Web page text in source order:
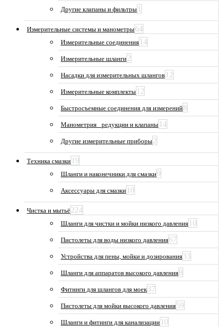
Другие клапаны и фильтры 1
Измерительные системы и манометры64
Измерительные соединения 14
Измерительные шланги2
Насадки для измерительных шлангов 12
Измерительные комплекты 12
Быстросъемные соединения для измерений8
Манометрия_ редукции и клапаны 14
Другие измерительные приборы2
Техника смазки 19
Шланги и наконечники для смазки9
Аксессуары для смазки 10
Чистка и мытьё224
Шланги для чистки и мойки низкого давления 10
Пистолеты для воды низкого давления67
Устройства для пены, мойки и дозирования33
Шланги для аппаратов высокого давления8
Фитинги для шлангов для моек37
Пистолеты для мойки высокого давления59
Шланги и фитинги для канализации 10